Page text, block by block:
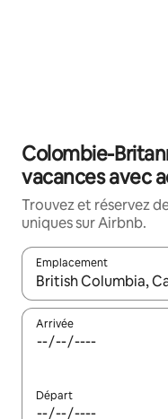
Colombie-
vacances avec
Trouvez et réservez
uniques sur Airbnb.
Emplacement
Quand les résultats
Arrivée
Départ